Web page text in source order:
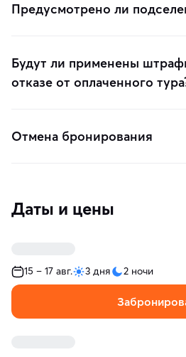
Предусмотрено ли
Будут ли применены
отказе от оплаченного
Отмена бронирования
Даты и цены
15 – 17 авг. 3 дня 2 ночи